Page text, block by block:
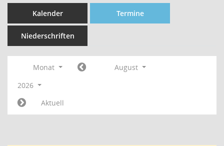
Kalender Termine
Niederschriften
Monat
August
2026
Aktuell